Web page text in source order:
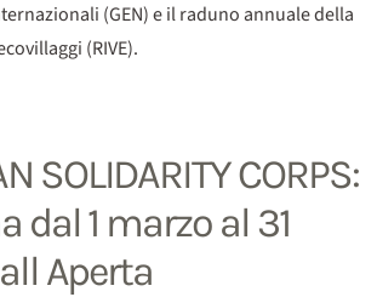
(GEN) e il raduno annuale della
(RIVE).
SOLIDARITY CORPS:
dal 1 marzo al 31
Aperta